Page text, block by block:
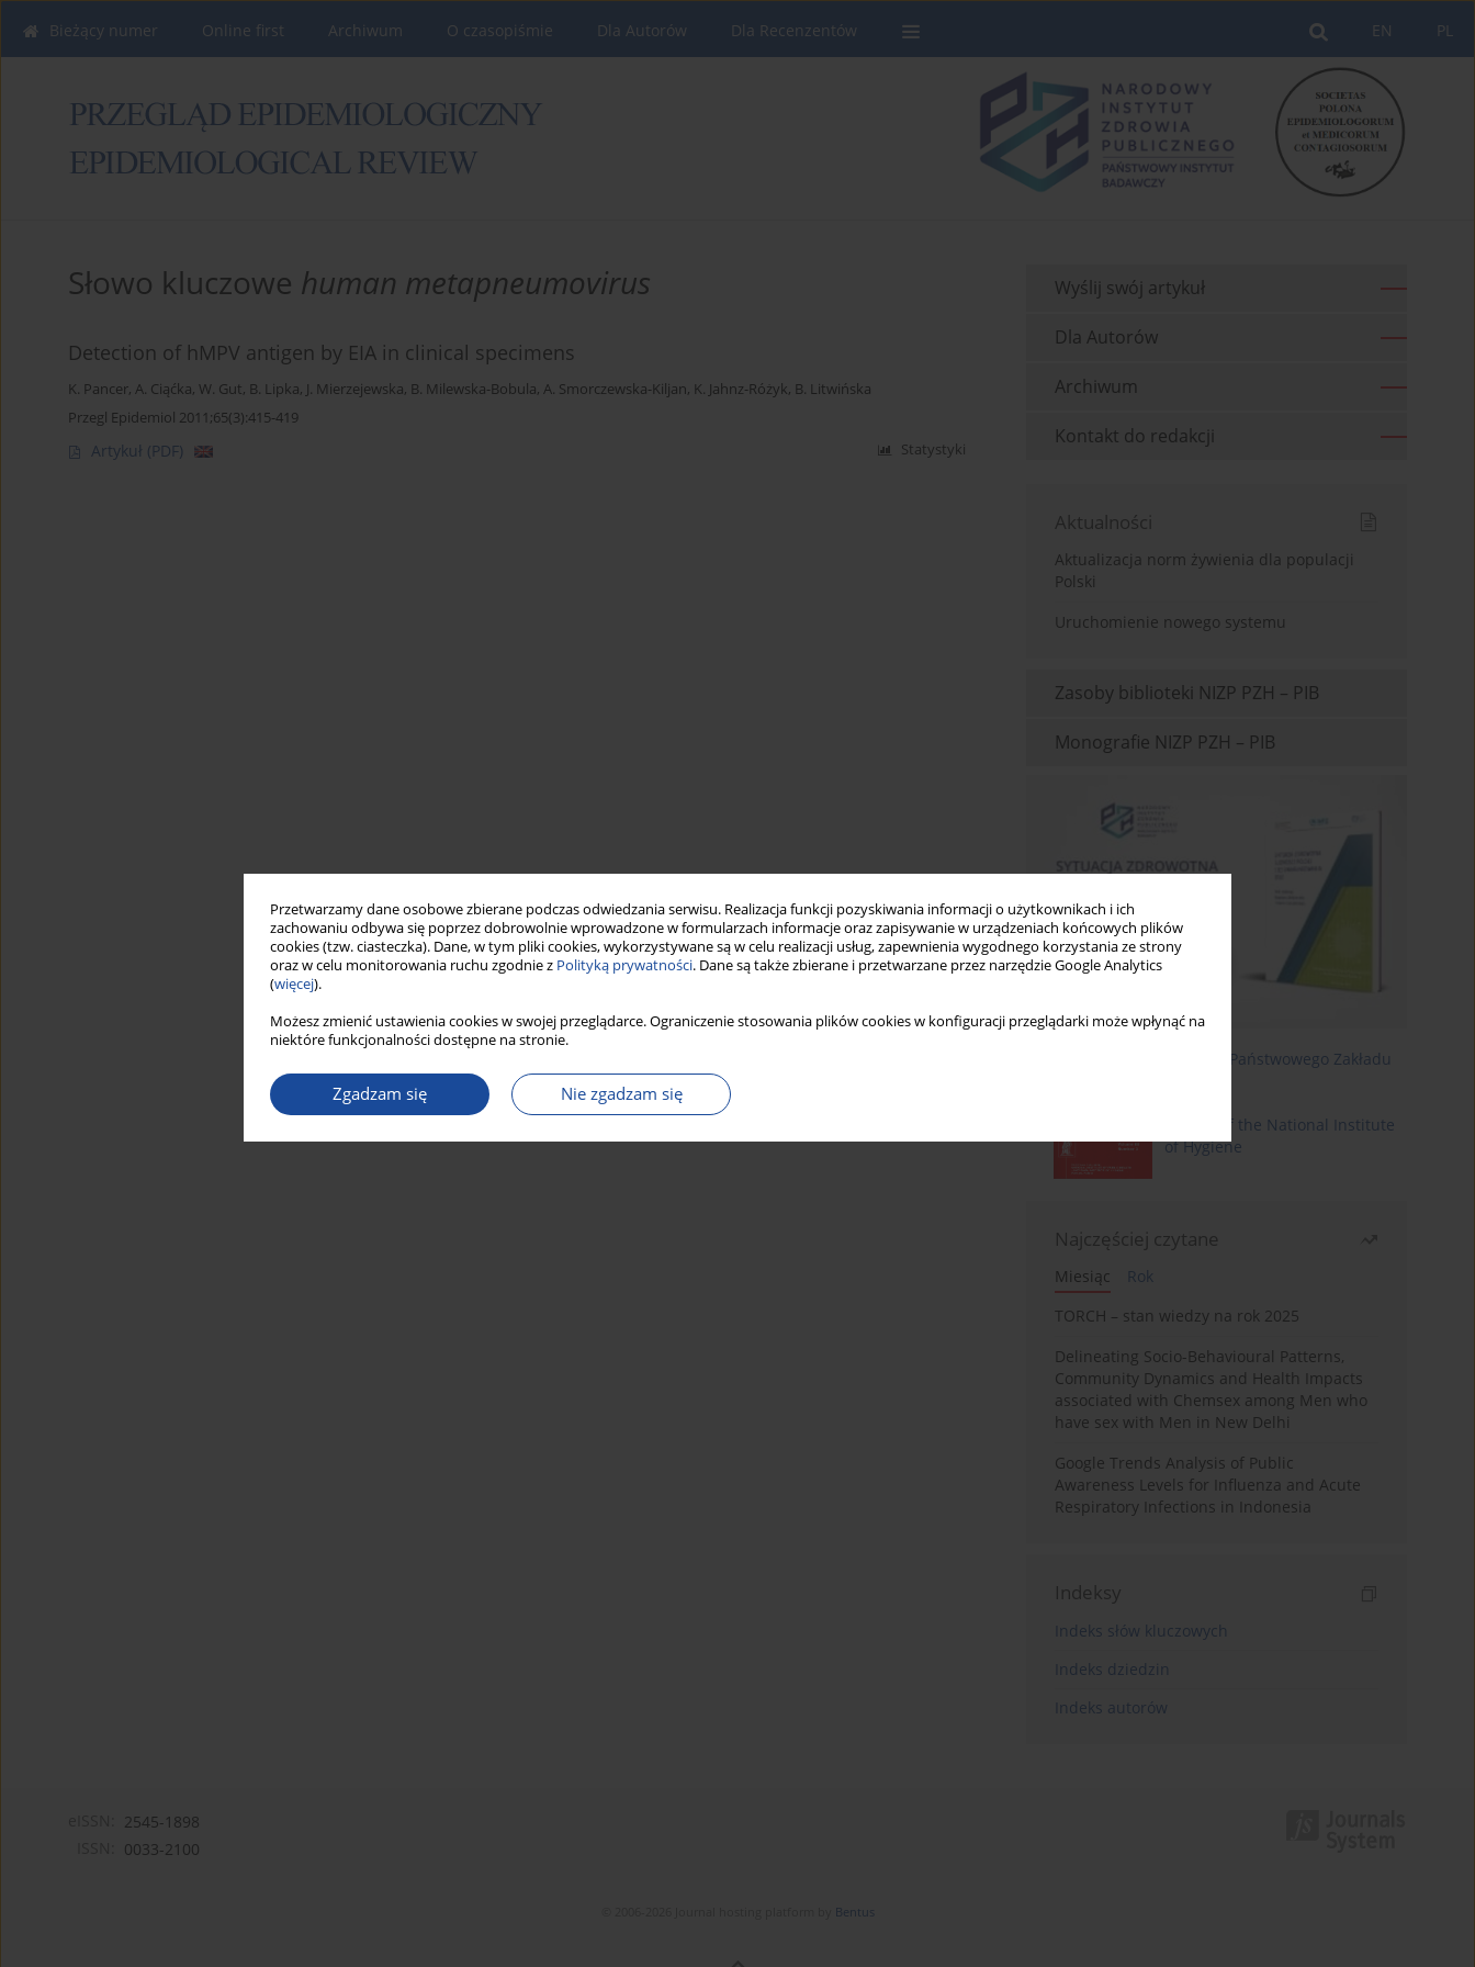
Przetwarzamy dane osobowe zbierane podczas odwiedzania serwisu. Realizacja funkcji pozyskiwania informacji o użytkownikach i ich
zachowaniu odbywa się poprzez dobrowolnie wprowadzone w formularzach informacje oraz zapisywanie w urządzeniach końcowych plików
cookies (tzw. ciasteczka). Dane, w tym pliki cookies, wykorzystywane są w celu realizacji usług, zapewnienia wygodnego korzystania ze strony
oraz w celu monitorowania ruchu zgodnie z Polityką prywatności. Dane są także zbierane i przetwarzane przez narzędzie Google Analytics
(więcej).
Możesz zmienić ustawienia cookies w swojej przeglądarce. Ograniczenie stosowania plików cookies w konfiguracji przeglądarki może wpłynąć na
niektóre funkcjonalności dostępne na stronie.
Zgadzam się Nie zgadzam się
PL
EN
Bieżący numer Online first Archiwum O czasopiśmie Dla Autorów Dla Recenzentów
Słowo kluczowe human metapneumovirus
Detection of hMPV antigen by EIA in clinical specimens
K. Pancer, A. Ciąćka, W. Gut, B. Lipka, J. Mierzejewska, B. Milewska-Bobula, A. Smorczewska-Kiljan, K. Jahnz-Różyk, B. Litwińska
Przegl Epidemiol 2011;65(3):415-419
Artykuł (PDF) Statystyki
Wyślij swój artykuł
Dla Autorów
Archiwum
Kontakt do redakcji
Aktualności
Aktualizacja norm żywienia dla populacji
Polski
Uruchomienie nowego systemu
Zasoby biblioteki NIZP PZH – PIB
Monografie NIZP PZH – PIB
Roczniki Państwowego Zakładu
Annals of the National Institute
of Hygiene
Najczęściej czytane
Miesiąc
Rok
TORCH – stan wiedzy na rok 2025
Delineating Socio-Behavioural Patterns,
Community Dynamics and Health Impacts
associated with Chemsex among Men who
have sex with Men in New Delhi
Google Trends Analysis of Public
Awareness Levels for Influenza and Acute
Respiratory Infections in Indonesia
Indeksy
Indeks słów kluczowych
Indeks dziedzin
Indeks autorów
2545-1898
0033-2100
Bentus